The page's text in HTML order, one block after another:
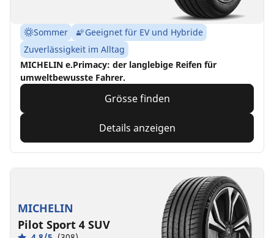
Sommer
Geeignet für EV und Hybride
Zuverlässigkeit im Alltag
MICHELIN e.Primacy: der langlebige Reifen für
umweltbewusste Fahrer.
Grösse finden
Details anzeigen
MICHELIN
Pilot Sport 4 SUV